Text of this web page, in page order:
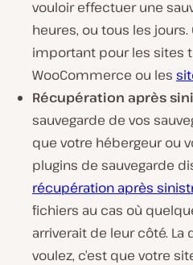
vouloir effectuer une
heures, ou tous les
important pour les sites
WooCommerce ou les
Récupération après
sauvegarde de vos
que votre hébergeur ou
plugins de sauvegarde
récupération après
fichiers au cas où
arriverait de leur côté.
voulez, c’est que votre